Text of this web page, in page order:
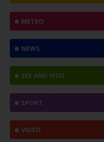
METEO
NEWS
SEE AND VISIT
SPORT
VIDEO